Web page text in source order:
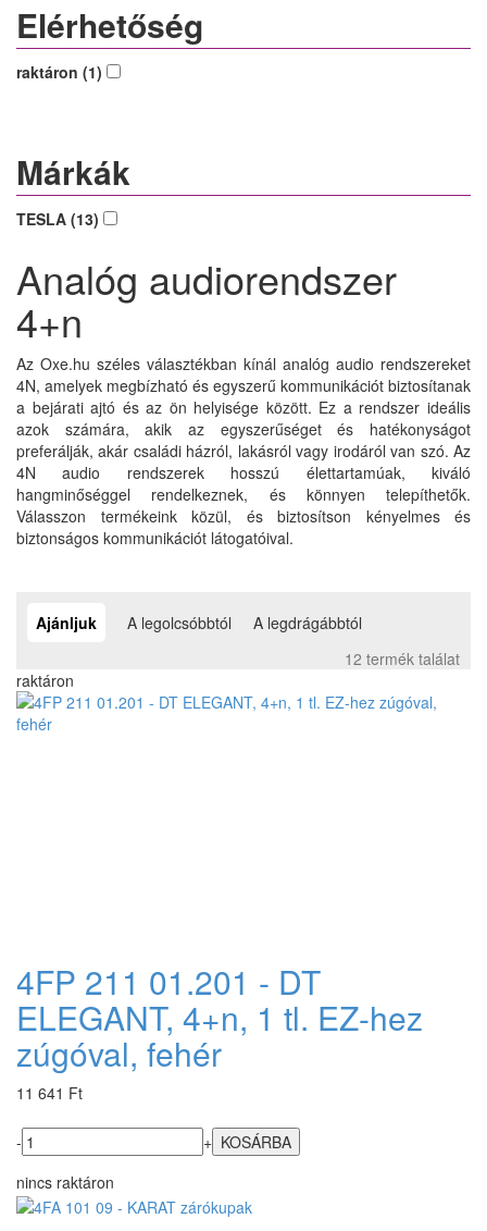
Elérhetőség
raktáron (1)
Márkák
TESLA (13)
Analóg audiorendszer
4+n
Az Oxe.hu széles választékban kínál analóg audio rendszereket
4N, amelyek megbízható és egyszerű kommunikációt biztosítanak
a bejárati ajtó és az ön helyisége között. Ez a rendszer ideális
azok számára, akik az egyszerűséget és hatékonyságot
preferálják, akár családi házról, lakásról vagy irodáról van szó. Az
4N audio rendszerek hosszú élettartamúak, kiváló
hangminőséggel rendelkeznek, és könnyen telepíthetők.
Válasszon termékeink közül, és biztosítson kényelmes és
biztonságos kommunikációt látogatóival.
Ajánljuk A legolcsóbbtól
A legdrágábbtól
12 termék találat
raktáron
4FP 211 01.201 - DT
ELEGANT, 4+n, 1 tl. EZ-hez
zúgóval, fehér
11 641 Ft
-
+
nincs raktáron